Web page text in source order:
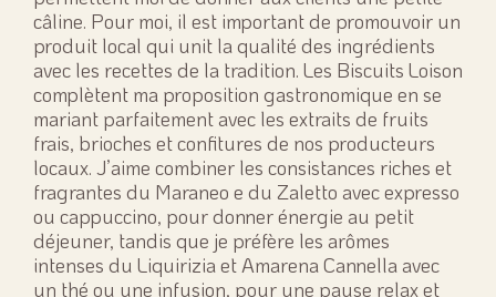
câline. Pour moi, il est important de promouvoir un
produit local qui unit la qualité des ingrédients
avec les recettes de la tradition. Les Biscuits Loison
complètent ma proposition gastronomique en se
mariant parfaitement avec les extraits de fruits
frais, brioches et confitures de nos producteurs
locaux. J’aime combiner les consistances riches et
fragrantes du Maraneo e du Zaletto avec expresso
ou cappuccino, pour donner énergie au petit
déjeuner, tandis que je préfère les arômes
intenses du Liquirizia et Amarena Cannella avec
un thé ou une infusion, pour une pause relax et